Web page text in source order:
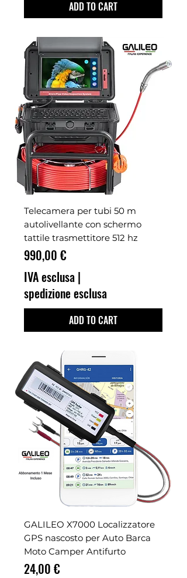
ADD TO CART
Telecamera per tubi 50 m
autolivellante con schermo
tattile trasmettitore 512 hz
Prezzo
990,00 €
IVA esclusa |
spedizione esclusa
ADD TO CART
GALILEO X7000 Localizzatore
GPS nascosto per Auto Barca
Moto Camper Antifurto
Prezzo
24,00 €